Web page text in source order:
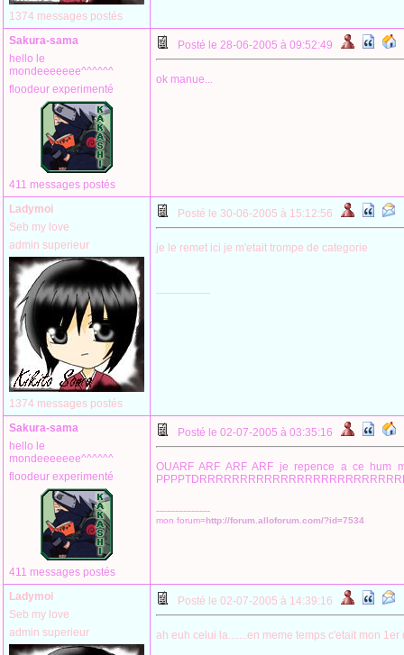
1374 messages postés
Sakura-sama
hello le
mondeeeeeee^^^^^^
floodeur experimenté
411 messages postés
Posté le 28-06-2005 à 09:52:49
ok manue...
Ladymoi
Seb my love
admin superieur
1374 messages postés
Posté le 30-06-2005 à 15:12:56
je le remet ici je m'etait trompe de categorie
--------------------
Sakura-sama
hello le
mondeeeeeee^^^^^^
floodeur experimenté
411 messages postés
Posté le 02-07-2005 à 03:35:16
OUARF ARF ARF ARF je repence a ce hum
--------------------
mon forum=http://forum.alloforum.com/?id=7534
Ladymoi
Seb my love
admin superieur
Posté le 02-07-2005 à 14:39:16
ah euh celui la.......en meme temps c'etait mon 1er